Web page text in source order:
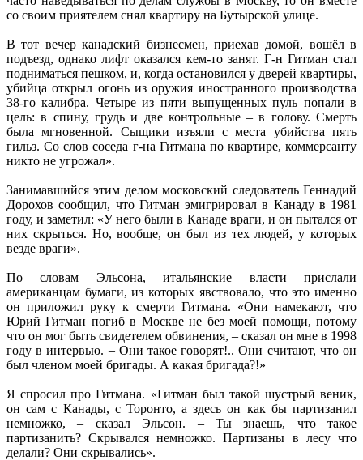
со своим приятелем снял квартиру на Бутырской улице.
В тот вечер канадский бизнесмен, приехав домой, вошёл в
подъезд, однако лифт оказался кем-то занят. Г-н Гитман стал
подниматься пешком, и, когда остановился у дверей квартиры,
убийца открыл огонь из оружия иностранного производства
38-го калибра. Четыре из пяти выпущенных пуль попали в
цель: в спину, грудь и две контрольные – в голову. Смерть
была мгновенной. Сыщики изъяли с места убийства пять
гильз. Со слов соседа г-на Гитмана по квартире, коммерсанту
никто не угрожал».
Занимавшийся этим делом московский следователь Геннадий
Дорохов сообщил, что Гитман эмигрировал в Канаду в 1981
году, и заметил: «У него были в Канаде враги, и он пытался от
них скрыться. Но, вообще, он был из тех людей, у которых
везде враги».
По словам Эльсона, итальянские власти прислали
американцам бумаги, из которых явствовало, что это именно
он приложил руку к смерти Гитмана. «Они намекают, что
Юрий Гитман погиб в Москве не без моей помощи, потому
что он мог быть свидетелем обвинения, – сказал он мне в 1998
году в интервью. – Они такое говорят!.. Они считают, что он
был членом моей бригады. А какая бригада?!»
Я спросил про Гитмана. «Гитман был такой шустрый веник,
он сам с Канады, с Торонто, а здесь он как бы партизанил
немножко, – сказал Эльсон. – Ты знаешь, что такое
партизанить? Скрывался немножко. Партизаны в лесу что
делали? Они скрывались».